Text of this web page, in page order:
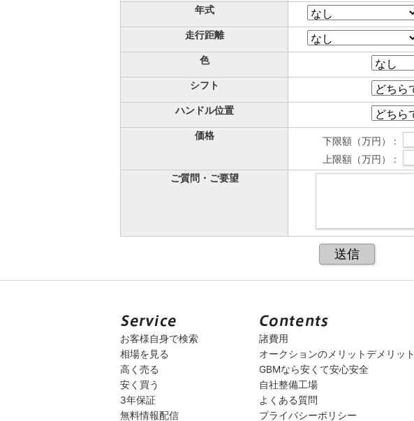
年式
走行距離
色
シフト
ハンドル位置
価格
下限額（万円） :
上限額（万円） :
ご質問・ご要望
お客様自身で検索
相場を見る
高く売る
安く買う
3年保証
無料情報配信
諸費用
オークションのメリットデメリット
GBMなら安くて安心安全
自社整備工場
よくある質問
プライバシーポリシー